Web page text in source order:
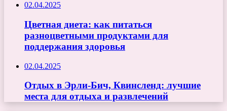
02.04.2025
Цветная диета: как питаться
разноцветными продуктами для
поддержания здоровья
02.04.2025
Отдых в Эрли-Бич, Квинсленд: лучшие
места для отдыха и развлечений